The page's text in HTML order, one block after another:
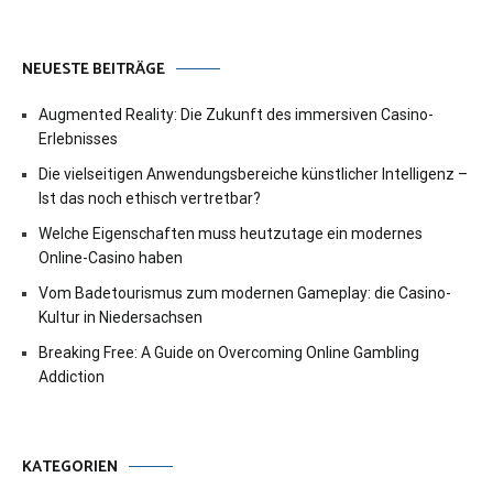
NEUESTE BEITRÄGE
Augmented Reality: Die Zukunft des immersiven Casino-
Erlebnisses
Die vielseitigen Anwendungsbereiche künstlicher Intelligenz –
Ist das noch ethisch vertretbar?
Welche Eigenschaften muss heutzutage ein modernes
Online-Casino haben
Vom Badetourismus zum modernen Gameplay: die Casino-
Kultur in Niedersachsen
Breaking Free: A Guide on Overcoming Online Gambling
Addiction
KATEGORIEN